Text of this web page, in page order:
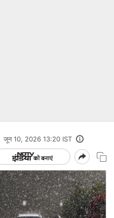
जून 10, 2026 13:20 IST